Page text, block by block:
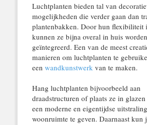
Luchtplanten bieden tal van
mogelijkheden die verder gaan dan
plantenbakken. Door hun flexibiliteit
kunnen ze bijna overal in huis worden
geïntegreerd. Een van de meest
manieren om luchtplanten te
een wandkunstwerk van te maken.
Hang luchtplanten bijvoorbeeld aan
draadstructuren of plaats ze in
een moderne en eigentijdse
woonruimte te geven. Daarnaast kun